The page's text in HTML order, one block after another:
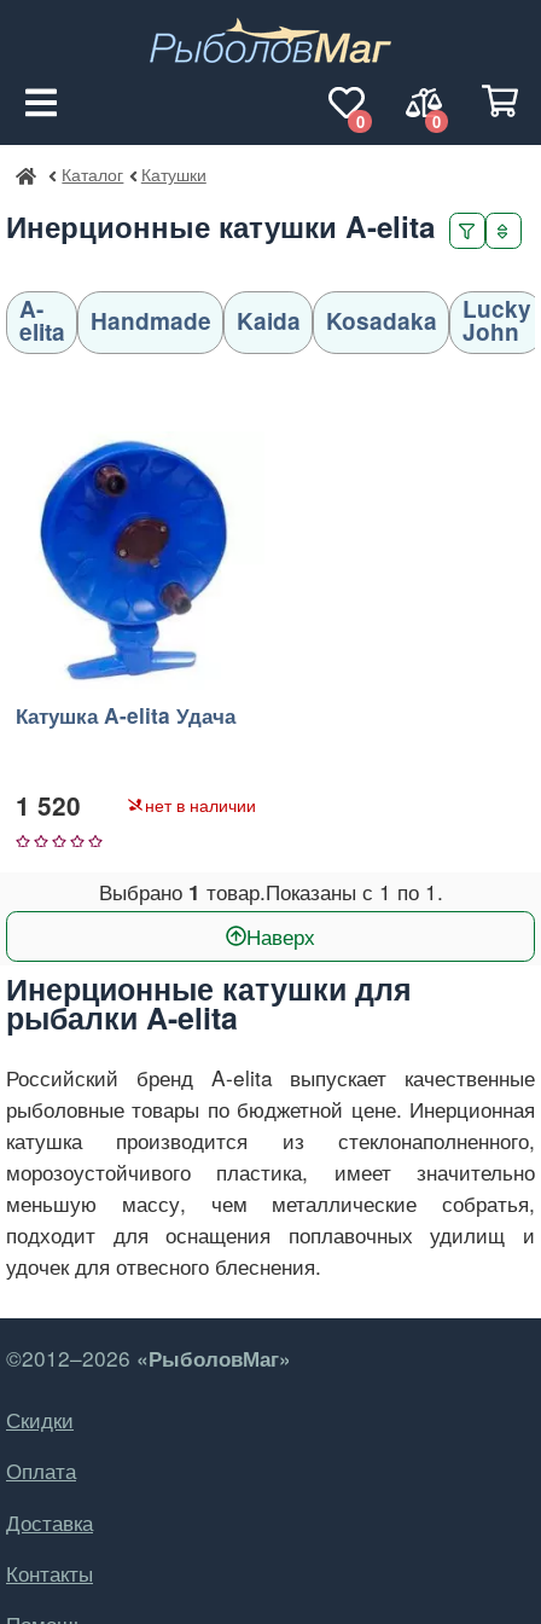
0
0
РыболовМаг
Каталог Катушки
Инерционные катушки A-elita
A-
elita Handmade Kaida Kosadaka Lucky
John
Катушка A-elita Удача
1 520 нет в наличии
1 2 3 4 5
Выбрано 1 товар.Показаны с 1 по 1 .
Наверх
Инерционные катушки для
рыбалки A-elita
Российский бренд A-elita выпускает качественные
рыболовные товары по бюджетной цене. Инерционная
катушка производится из стеклонаполненного,
морозоустойчивого пластика, имеет значительно
меньшую массу, чем металлические собратья,
подходит для оснащения поплавочных удилищ и
удочек для отвесного блеснения.
©2012–2026 «РыболовМаг»
Скидки
Оплата
Доставка
Контакты